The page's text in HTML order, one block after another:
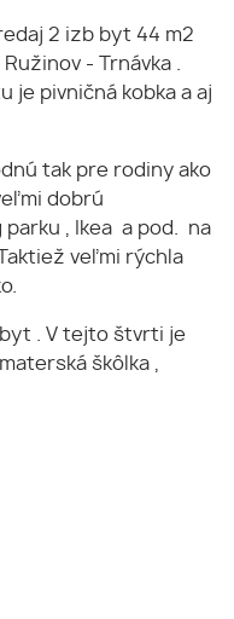
2 izb byt 44 m2
- Trnávka .
je pivničná kobka a aj
tak pre rodiny ako
dobrú
, Ikea a pod. na
veľmi rýchla
. V tejto štvrti je
škôlka ,